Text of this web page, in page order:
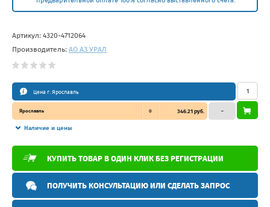
Артикул: 4320-4712064
Производитель: АО АЗ УРАЛ
Цена г. Ярославль
Ярославль 0 346.21 руб.
Наличие и цены
–
КУПИТЬ ТОВАР В ОДИН КЛИК БЕЗ РЕГИСТРАЦИИ
ПОЛУЧИТЬ КОНСУЛЬТАЦИЮ ИЛИ СДЕЛАТЬ ЗАПРОС